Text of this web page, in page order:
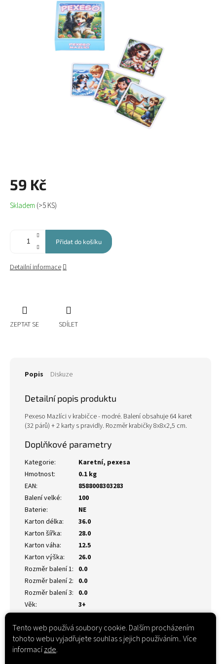
Tento web používá soubory cookie. Dalším procházením
tohoto webu vyjadřujete souhlas s jejich používáním.. Více
informacízde.
59 Kč
Měrná
cena:
Skladem (>5 KS)
Přidat do košíku
Detailní informace
ZEPTAT SE SDÍLET
Popis Diskuze
Detailní popis produktu
Pexeso Mazlíci v krabičce - modré. Balení obsahuje 64 karet
(32 párů) + 2 karty s pravidly. Rozměr krabičky 8x8x2,5 cm.
Doplňkové parametry
Kategorie:
Karetní, pexesa
Hmotnost:
0.1 kg
EAN:
8588008303283
Balení velké:
100
Baterie:
NE
Karton délka:
36.0
Karton šířka:
28.0
Karton váha:
12.5
Karton výška:
26.0
Rozměr balení 1: 0.0
Rozměr balení 2: 0.0
Rozměr balení 3: 0.0
Věk: 3+